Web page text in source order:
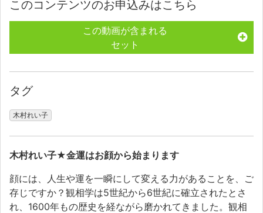
このコンテンツのお申込みはこちら
この動画が含まれる
セット
タグ
木村れい子
木村れい子★金運はお顔から始まります
顔には、人生や運を一瞬にして変える力があることを、ご
存じですか？観相学は5世紀から6世紀に確立されたとさ
れ、 1600年もの歴史を経ながら磨かれてきました。観相